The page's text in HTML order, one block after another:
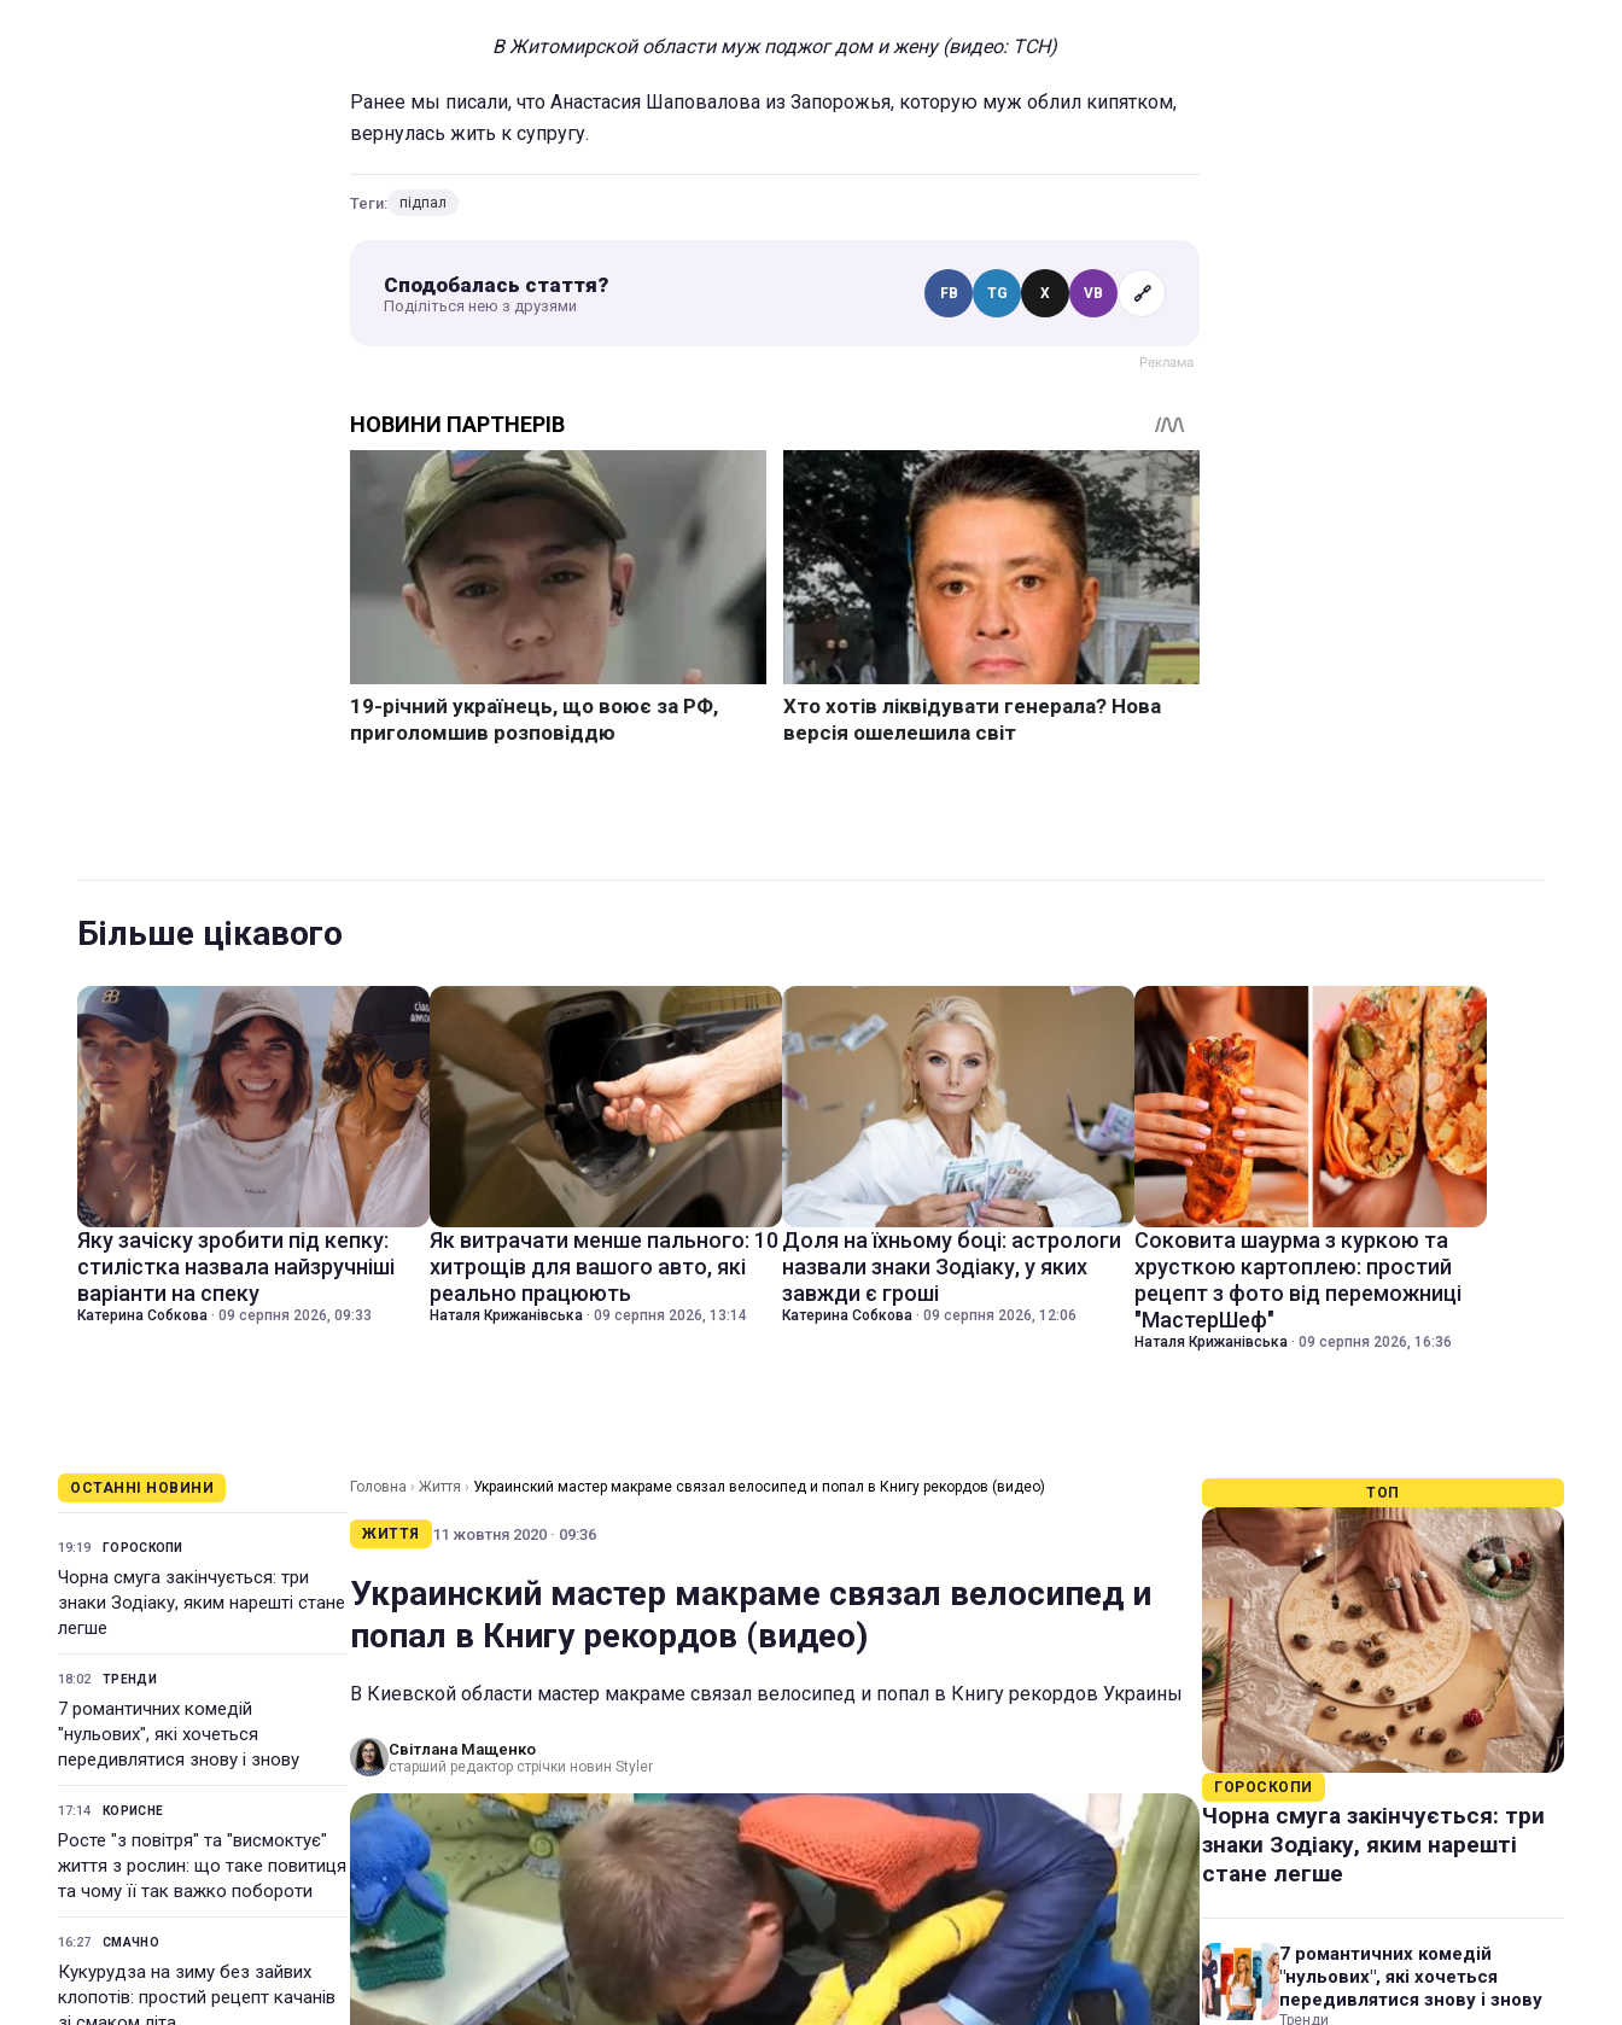
В Житомирской области муж поджог дом и жену (видео: ТСН)
Ранее мы писали, что Анастасия Шаповалова из Запорожья, которую муж облил кипятком,
вернулась жить к супругу.
Теги: підпал
Сподобалась стаття?
Поділіться нею з друзями
FB TG X VB 🔗
Більше цікавого
Яку зачіску зробити під кепку:
стилістка назвала найзручніші
варіанти на спеку
Катерина Собкова · 09 серпня 2026, 09:33
Як витрачати менше пального: 10
хитрощів для вашого авто, які
реально працюють
Наталя Крижанівська · 09 серпня 2026, 13:14
Доля на їхньому боці: астрологи
назвали знаки Зодіаку, у яких
завжди є гроші
Катерина Собкова · 09 серпня 2026, 12:06
Соковита шаурма з куркою та
хрусткою картоплею: простий
рецепт з фото від переможниці
"МастерШеф"
Наталя Крижанівська · 09 серпня 2026, 16:36
ОСТАННІ НОВИНИ
19:19 ГОРОСКОПИ
Чорна смуга закінчується: три
знаки Зодіаку, яким нарешті стане
легше
18:02 ТРЕНДИ
7 романтичних комедій
"нульових", які хочеться
передивлятися знову і знову
17:14 КОРИСНЕ
Росте "з повітря" та "висмоктує"
життя з рослин: що таке повитиця
та чому її так важко побороти
16:27 СМАЧНО
Кукурудза на зиму без зайвих
клопотів: простий рецепт качанів
Головна › Життя › Украинский мастер макраме связал велосипед и попал в Книгу рекордов (видео)
ЖИТТЯ 11 жовтня 2020 · 09:36
Украинский мастер макраме связал велосипед и
попал в Книгу рекордов (видео)
В Киевской области мастер макраме связал велосипед и попал в Книгу рекордов Украины
Світлана Мащенко
старший редактор стрічки новин Styler
ТОП
ГОРОСКОПИ
Чорна смуга закінчується: три
знаки Зодіаку, яким нарешті
стане легше
7 романтичних комедій
"нульових", які хочеться
передивлятися знову і знову
Тренди